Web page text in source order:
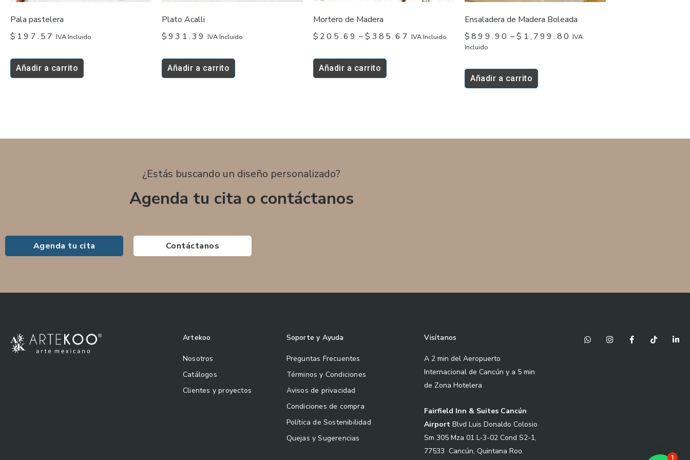
Pala pastelera
$ 197.57 IVA Incluido
Añadir a carrito
Plato Acalli
$931.39 IVA Incluido
Añadir a carrito
Mortero de Madera
$ 205.69 – $ 385.67 IVA Incluido
Añadir a carrito
producto
Ensaladera de Madera Boleada
$899.90 – $ 1,799.80 IVA
Incluido
Añadir a carrito
de
producto
¿Estás buscando un diseño personalizado?
Agenda tu cita o contáctanos
Agenda tu cita Contáctanos
Artekoo
Nosotros
Catálogos
Clientes y proyectos
Soporte y Ayuda
Preguntas Frecuentes
Términos y Condiciones
Avisos de privacidad
Condiciones de compra
Política de Sostenibilidad
Quejas y Sugerencias
Visítanos
A 2 min del Aeropuerto
Internacional de Cancún y a 5 min
de Zona Hotelera
Fairfield Inn & Suites Cancún
Airport Blvd Luis Donaldo Colosio
Sm 305 Mza 01 L-3-02 Cond S2-1,
77533 Cancún, Quintana Roo.
W
h
I
n
F
a
T
i
L
i
1